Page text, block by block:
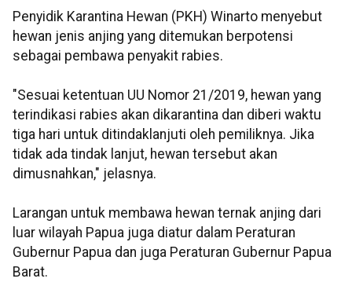
Penyidik Karantina Hewan (PKH) Winarto menyebut
hewan jenis anjing yang ditemukan berpotensi
sebagai pembawa penyakit rabies.
"Sesuai ketentuan UU Nomor 21/2019, hewan yang
terindikasi rabies akan dikarantina dan diberi waktu
tiga hari untuk ditindaklanjuti oleh pemiliknya. Jika
tidak ada tindak lanjut, hewan tersebut akan
dimusnahkan," jelasnya.
Larangan untuk membawa hewan ternak anjing dari
luar wilayah Papua juga diatur dalam Peraturan
Gubernur Papua dan juga Peraturan Gubernur Papua
Barat.